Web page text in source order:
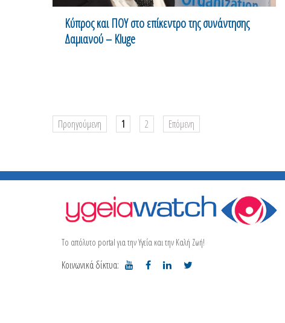
Κύπρος και ΠΟΥ στο επίκεντρο της συνάντησης
Δαμιανού – Kluge
Προηγούμενη 1 2 Επόμενη
Το απόλυτο portal για την Υγεία και την Καλή Ζωή!
Κοινωνικά δίκτυα: